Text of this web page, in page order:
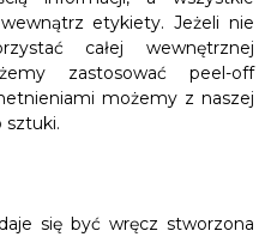
etykiety. Jeżeli nie
całej wewnętrznej
zastosować peel-off
możemy z naszej
sztuki.
się być wręcz stworzona